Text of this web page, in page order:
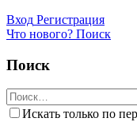
Вход Регистрация
Что нового? Поиск
Поиск
Искать только по